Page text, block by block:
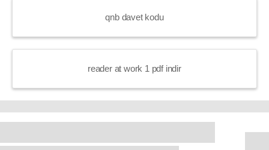
qnb davet kodu
reader at work 1 pdf indir